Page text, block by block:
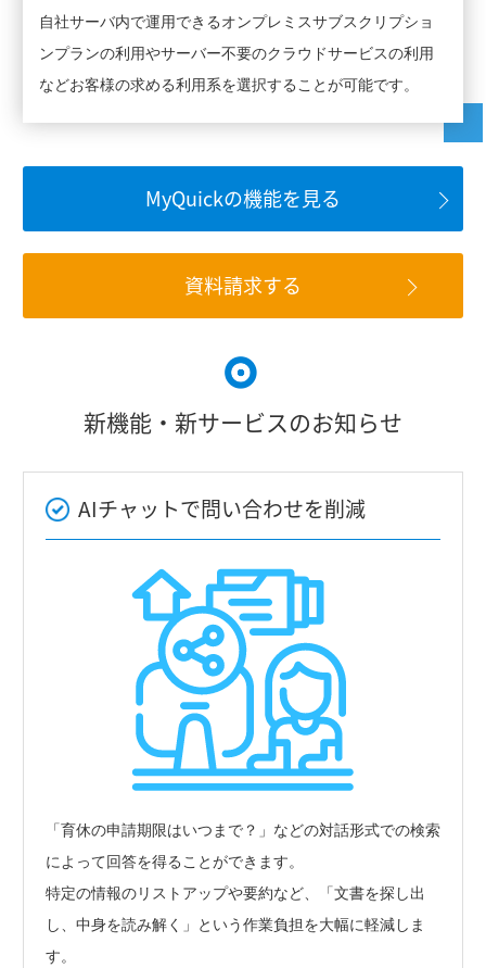
自社サーバ内で運用できるオンプレミスサブスクリプショ
ンプランの利用やサーバー不要のクラウドサービスの利用
などお客様の求める利用系を選択することが可能です。
MyQuickの機能を見る
資料請求する
新機能・新サービスのお知らせ
AIチャットで問い合わせを削減
「育休の申請期限はいつまで？」などの対話形式での検索
によって回答を得ることができます。
特定の情報のリストアップや要約など、「文書を探し出
し、中身を読み解く」という作業負担を大幅に軽減しま
す。